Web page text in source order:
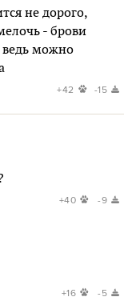
не дорого,
- брови
ведь можно
+42 -15
+40 -9
+16 -5